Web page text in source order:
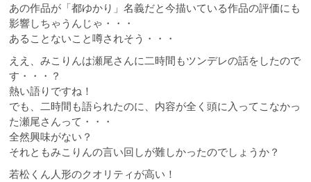
あの作品が「都ゆかり」名義だと今描いている作品の評価にも
影響しちゃうんじゃ・・・
あることないこと噂されそう・・・
ええ、みこりんは瀬尾さんに二時間もツンデレの話をしたので
す・・・？
熱い語りですね！
でも、二時間も語られたのに、内容が全く頭に入ってこなかっ
た瀬尾さんって・・・
全然興味がない？
それともみこりんの言い回しが難しかったのでしょうか？
若松くん人形のクオリティが高い！